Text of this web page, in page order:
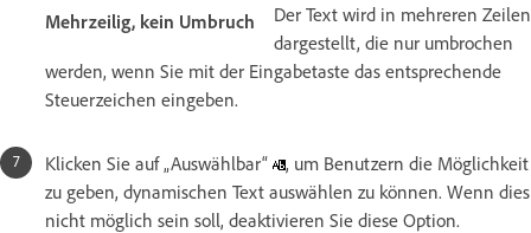
Mehrzeilig, kein Umbruch
Der Text wird in mehreren Zeilen
dargestellt, die nur umbrochen
werden, wenn Sie mit der Eingabetaste das entsprechende
Steuerzeichen eingeben.
Klicken Sie auf „Auswählbar“
, um Benutzern die Möglichkeit
zu geben, dynamischen Text auswählen zu können. Wenn dies
nicht möglich sein soll, deaktivieren Sie diese Option.